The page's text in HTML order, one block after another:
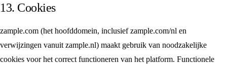
13. Cookies
zample.com (het hoofddomein, inclusief zample.com/nl en
verwijzingen vanuit zample.nl) maakt gebruik van noodzakelijke
cookies voor het correct functioneren van het platform. Functionele